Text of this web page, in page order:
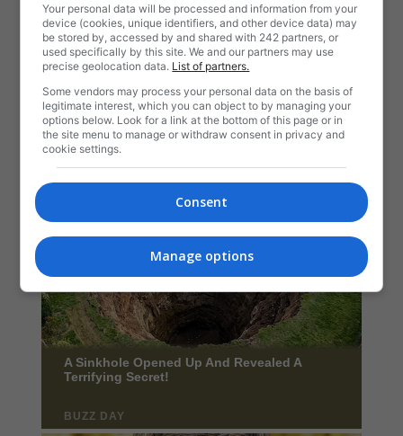
Your personal data will be processed and information from your
device (cookies, unique identifiers, and other device data) may
be stored by, accessed by and shared with 242 partners, or
used specifically by this site. We and our partners may use
precise geolocation data. List of partners.
Some vendors may process your personal data on the basis of
legitimate interest, which you can object to by managing your
options below. Look for a link at the bottom of this page or in
the site menu to manage or withdraw consent in privacy and
cookie settings.
Consent
Manage options